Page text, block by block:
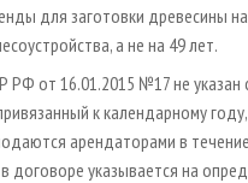
для заготовки древесины
а не на 49 лет.
РФ от 16.01.2015 №17 не указан
к календарному
арендаторами в
договоре указывается на